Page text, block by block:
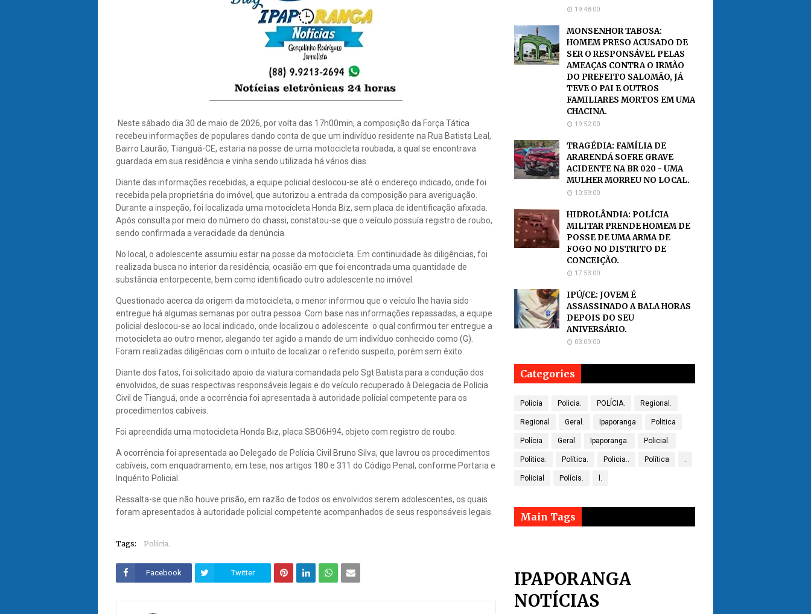
Neste sábado dia 30 de maio de 2026, por volta das 17h00min, a composição da Força Tática
recebeu informações de populares dando conta de que um indivíduo residente na Rua Batista Leal,
Bairro Laurão, Tianguá-CE, estaria na posse de uma motocicleta roubada, a qual se encontrava
guardada em sua residência e vinha sendo utilizada há vários dias.
Diante das informações recebidas, a equipe policial deslocou-se até o endereço indicado, onde foi
recebida pela proprietária do imóvel, que autorizou a entrada da composição para averiguação.
Durante a inspeção, foi localizada uma motocicleta Honda Biz, sem placa de identificação afixada.
Após consulta por meio do número do chassi, constatou-se que o veículo possuía registro de roubo,
sendo confirmada a veracidade da denúncia.
No local, o adolescente assumiu estar na posse da motocicleta. Em continuidade às diligências, foi
realizada busca no interior da residência, ocasião em que foi encontrada uma quantidade de
substância entorpecente, bem como identificado outro adolescente no imóvel.
Questionado acerca da origem da motocicleta, o menor informou que o veículo lhe havia sido
entregue há algumas semanas por outra pessoa. Com base nas informações repassadas, a equipe
policial deslocou-se ao local indicado, onde localizou o adolescente o qual confirmou ter entregue a
motocicleta ao outro menor, alegando ter agido a mando de um indivíduo conhecido como (G).
Foram realizadas diligências com o intuito de localizar o referido suspeito, porém sem êxito.
Diante dos fatos, foi solicitado apoio da viatura comandada pelo Sgt Batista para a condução dos
envolvidos, de suas respectivas responsáveis legais e do veículo recuperado à Delegacia de Polícia
Civil de Tianguá, onde a ocorrência foi apresentada à autoridade policial competente para os
procedimentos cabíveis.
Foi apreendida uma motocicleta Honda Biz, placa SBO6H94, objeto com registro de roubo.
A ocorrência foi apresentada ao Delegado de Polícia Civil Bruno Silva, que lavrou os procedimentos
cabíveis, com enquadramento, em tese, nos artigos 180 e 311 do Código Penal, conforme Portaria e
Inquérito Policial.
Ressalta-se que não houve prisão, em razão de todos os envolvidos serem adolescentes, os quais
foram apresentados à autoridade policial competente acompanhados de seus responsáveis legais.
Tags: Policia.
Facebook Twitter
19:48:00
MONSENHOR TABOSA:
HOMEM PRESO ACUSADO DE
SER O RESPONSÁVEL PELAS
AMEAÇAS CONTRA O IRMÃO
DO PREFEITO SALOMÃO, JÁ
TEVE O PAI E OUTROS
FAMILIARES MORTOS EM UMA
CHACINA.
19:52:00
TRAGÉDIA: FAMÍLIA DE
ARARENDÁ SOFRE GRAVE
ACIDENTE NA BR 020 - UMA
MULHER MORREU NO LOCAL.
10:59:00
HIDROLÂNDIA: POLÍCIA
MILITAR PRENDE HOMEM DE
POSSE DE UMA ARMA DE
FOGO NO DISTRITO DE
CONCEIÇÃO.
17:53:00
IPÚ/CE: JOVEM É
ASSASSINADO A BALA HORAS
DEPOIS DO SEU
ANIVERSÁRIO.
03:09:00
Categories
Policia Policia. POLÍCIA. Regional.
Regional Geral. Ipaporanga Politica
Polícia Geral Ipaporanga. Policial.
Politica. Política. Policia.. Política .
Policial Polícis. l.
Main Tags
IPAPORANGA
NOTÍCIAS